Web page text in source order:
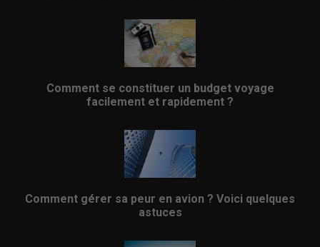
Comment se constituer un budget voyage
facilement et rapidement ?
Comment gérer sa peur en avion ? Voici quelques
astuces